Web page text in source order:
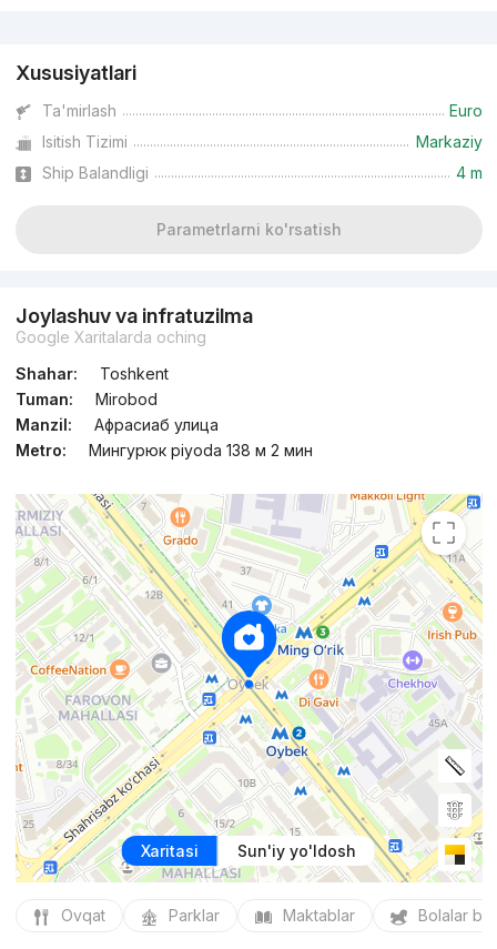
Xususiyatlari
Ta'mirlash
Euro
Isitish Tizimi
Markaziy
Ship Balandligi
4 m
Parametrlarni ko'rsatish
Joylashuv va infratuzilma
Google Xaritalarda oching
Shahar:
Toshkent
Tuman:
Mirobod
Manzil:
Афрасиаб улица
Metro:
Мингурюк piyoda 138 м 2 мин
Xaritasi Sun'iy yo'ldosh
Ovqat Parklar Maktablar Bolalar